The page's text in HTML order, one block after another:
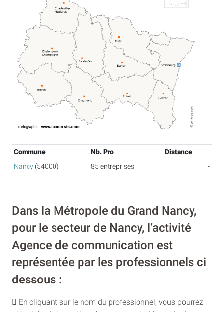
Commune Nb. Pro
Distance
Nancy (54000) 85 entreprises -
Dans la Métropole du Grand Nancy,
pour le secteur de Nancy, l’activité
Agence de communication est
représentée par les professionnels ci
dessous :
En cliquant sur le nom du professionnel, vous pourrez